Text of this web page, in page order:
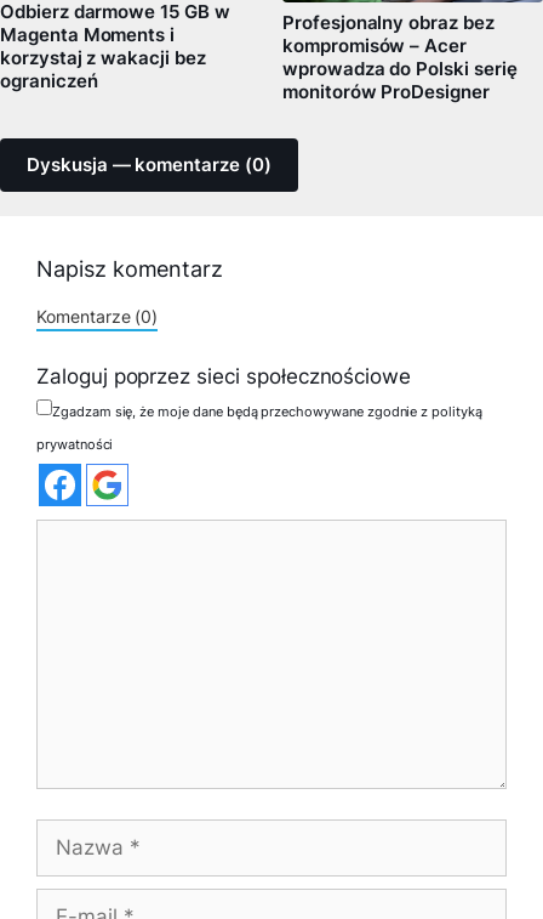
Odbierz darmowe 15 GB w
Magenta Moments i
korzystaj z wakacji bez
ograniczeń
Profesjonalny obraz bez
kompromisów – Acer
wprowadza do Polski serię
monitorów ProDesigner
Dyskusja — komentarze (0)
Napisz komentarz
Komentarze (0)
Zaloguj poprzez sieci społecznościowe
Zgadzam się, że moje dane będą przechowywane zgodnie z polityką
prywatności
Nazwa